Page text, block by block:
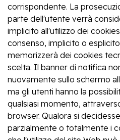
corrispondente. La
parte dell'utente verrà
implicito all'utilizzo dei
consenso, implicito o
memorizzerà dei cookies
scelta. Il banner di notifica
nuovamente sullo schermo
ma gli utenti hanno la
qualsiasi momento,
browser. Qualora si
parzialmente o totalmente i